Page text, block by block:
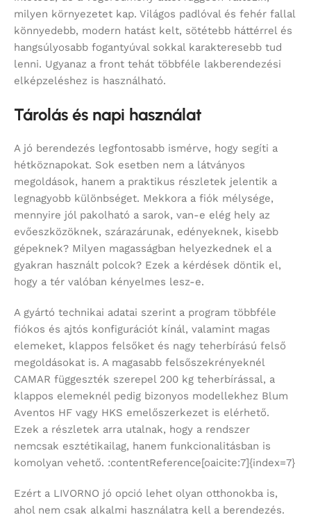
milyen környezetet kap. Világos padlóval és fehér fallal
könnyedebb, modern hatást kelt, sötétebb háttérrel és
hangsúlyosabb fogantyúval sokkal karakteresebb tud
lenni. Ugyanaz a front tehát többféle lakberendezési
elképzeléshez is használható.
Tárolás és napi használat
A jó berendezés legfontosabb ismérve, hogy segíti a
hétköznapokat. Sok esetben nem a látványos
megoldások, hanem a praktikus részletek jelentik a
legnagyobb különbséget. Mekkora a fiók mélysége,
mennyire jól pakolható a sarok, van-e elég hely az
evőeszközöknek, szárazárunak, edényeknek, kisebb
gépeknek? Milyen magasságban helyezkednek el a
gyakran használt polcok? Ezek a kérdések döntik el,
hogy a tér valóban kényelmes lesz-e.
A gyártó technikai adatai szerint a program többféle
fiókos és ajtós konfigurációt kínál, valamint magas
elemeket, klappos felsőket és nagy teherbírású felső
megoldásokat is. A magasabb felsőszekrényeknél
CAMAR függeszték szerepel 200 kg teherbírással, a
klappos elemeknél pedig bizonyos modellekhez Blum
Aventos HF vagy HKS emelőszerkezet is elérhető.
Ezek a részletek arra utalnak, hogy a rendszer
nemcsak esztétikailag, hanem funkcionalitásban is
komolyan vehető. :contentReference[oaicite:7]{index=7}
Ezért a LIVORNO jó opció lehet olyan otthonokba is,
ahol nem csak alkalmi használatra kell a berendezés.